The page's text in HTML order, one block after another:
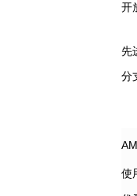
开
先
分
使